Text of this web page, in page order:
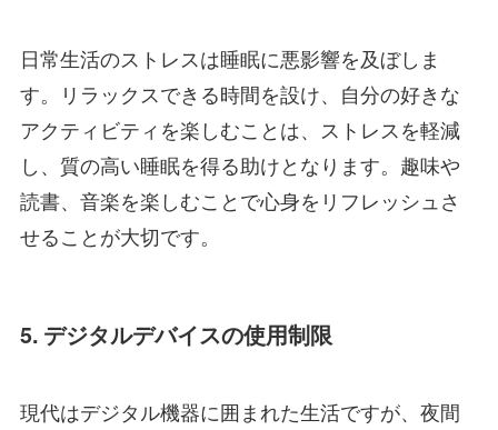
日常生活のストレスは睡眠に悪影響を及ぼしま
す。リラックスできる時間を設け、自分の好きな
アクティビティを楽しむことは、ストレスを軽減
し、質の高い睡眠を得る助けとなります。趣味や
読書、音楽を楽しむことで心身をリフレッシュさ
せることが大切です。
5. デジタルデバイスの使用制限
現代はデジタル機器に囲まれた生活ですが、夜間